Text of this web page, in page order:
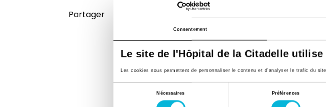
Consentement
Le site de l'Hôpital de la Citadelle utilise
Les cookies nous permettent de personnaliser le contenu et d’analyser le trafic du
Nécessaires Préférences
Partager